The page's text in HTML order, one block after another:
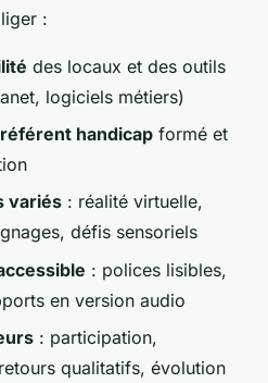
:
des locaux et des outils
logiciels métiers)
handicap formé et
variés : réalité virtuelle,
défis sensoriels
: polices lisibles,
en version audio
: participation,
qualitatifs, évolution